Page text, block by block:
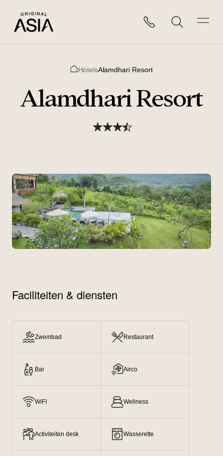
HotelsAlamdhari Resort
Alamdhari Resort
Faciliteiten & diensten
Zwembad Restaurant
Bar Airco
WiFI Wellness
Activiteiten desk Wasserette